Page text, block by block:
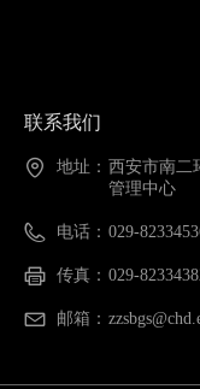
联系我们
地址： 西安市南二
管理中心
电话： 029-
传真： 029-
邮箱：